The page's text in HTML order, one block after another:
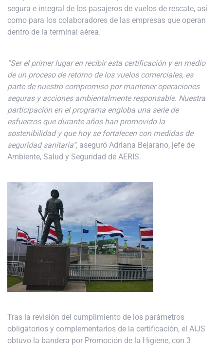
segura e integral de los pasajeros de vuelos de rescate, así
como para los colaboradores de las empresas que operan
dentro de la terminal aérea.
“Ser el primer lugar en recibir esta certificación y en medio
de un proceso de retorno de los vuelos comerciales, es
parte de nuestro compromiso por mantener operaciones
seguras y acciones ambientalmente responsable. Nuestra
participación en el programa engloba una serie de
esfuerzos que durante años han promovido la
sostenibilidad y que hoy se fortalecen con medidas de
seguridad sanitaria”, aseguró Adriana Bejarano, jefe de
Ambiente, Salud y Seguridad de AERIS.
Tras la revisión del cumplimiento de los parámetros
obligatorios y complementarios de la certificación, el AIJS
obtuvo la bandera por Promoción de la Higiene, con 3